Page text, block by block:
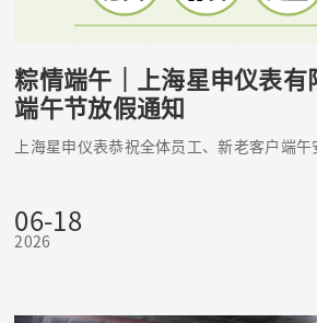
粽情端午｜上海星申仪表有
端午节放假通知
上海星申仪表恭祝全体员工、新老客户端午
06-18
2026